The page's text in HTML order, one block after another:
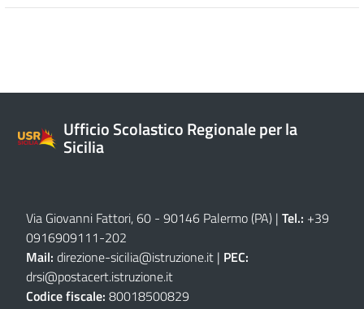
Ufficio Scolastico Regionale per la
Sicilia
Via Giovanni Fattori, 60 - 90146 Palermo (PA) | Tel.: +39
0916909111-202
Mail: direzione-sicilia@istruzione.it | PEC:
drsi@postacert.istruzione.it
Codice fiscale: 80018500829